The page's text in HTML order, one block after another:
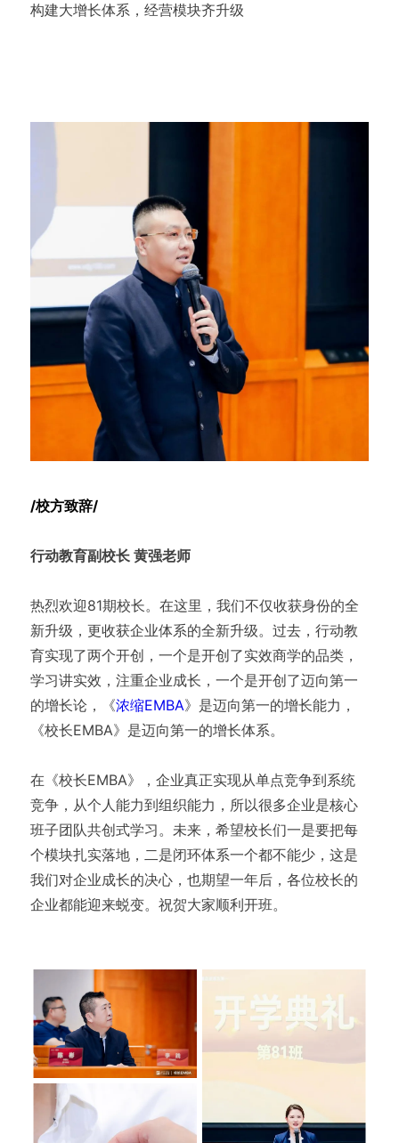
构建大增长体系，经营模块齐升级
/校方致辞/
行动教育副校长 黄强老师
热烈欢迎81期校长。在这里，我们不仅收获身份的全
新升级，更收获企业体系的全新升级。过去，行动教
育实现了两个开创，一个是开创了实效商学的品类，
学习讲实效，注重企业成长，一个是开创了迈向第一
的增长论，《浓缩EMBA》是迈向第一的增长能力，
《校长EMBA》是迈向第一的增长体系。
在《校长EMBA》，企业真正实现从单点竞争到系统
竞争，从个人能力到组织能力，所以很多企业是核心
班子团队共创式学习。未来，希望校长们一是要把每
个模块扎实落地，二是闭环体系一个都不能少，这是
我们对企业成长的决心，也期望一年后，各位校长的
企业都能迎来蜕变。祝贺大家顺利开班。